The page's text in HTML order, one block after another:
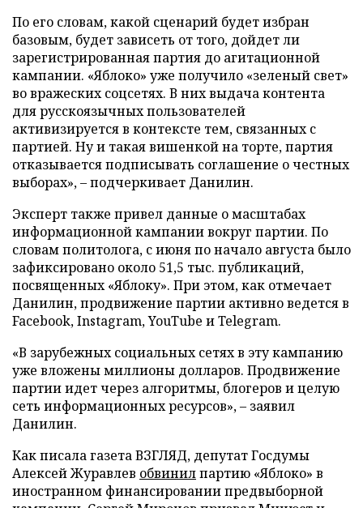
По его словам, какой сценарий будет избран
базовым, будет зависеть от того, дойдет ли
зарегистрированная партия до агитационной
кампании. «Яблоко» уже получило «зеленый свет»
во вражеских соцсетях. В них выдача контента
для русскоязычных пользователей
активизируется в контексте тем, связанных с
партией. Ну и такая вишенкой на торте, партия
отказывается подписывать соглашение о честных
выборах», – подчеркивает Данилин.
Эксперт также привел данные о масштабах
информационной кампании вокруг партии. По
словам политолога, с июня по начало августа было
зафиксировано около 51,5 тыс. публикаций,
посвященных «Яблоку». При этом, как отмечает
Данилин, продвижение партии активно ведется в
Facebook, Instagram, YouTube и Telegram.
«В зарубежных социальных сетях в эту кампанию
уже вложены миллионы долларов. Продвижение
партии идет через алгоритмы, блогеров и целую
сеть информационных ресурсов», – заявил
Данилин.
Как писала газета ВЗГЛЯД, депутат Госдумы
Алексей Журавлев обвинилпартию «Яблоко» в
иностранном финансировании предвыборной